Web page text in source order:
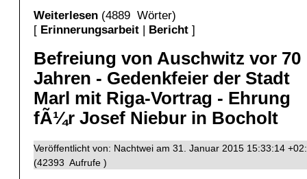
Weiterlesen (4889 Wörter)
[ Erinnerungsarbeit | Bericht ]
Befreiung von Auschwitz vor 70
Jahren - Gedenkfeier der Stadt
Marl mit Riga-Vortrag - Ehrung
fÃ¼r Josef Niebur in Bocholt
Veröffentlicht von: Nachtwei am 31. Januar 2015 15:33:14
(42393 Aufrufe )